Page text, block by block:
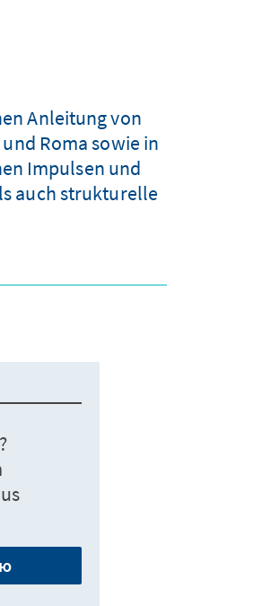
Anleitung von
Roma sowie in
Impulsen und
auch strukturelle